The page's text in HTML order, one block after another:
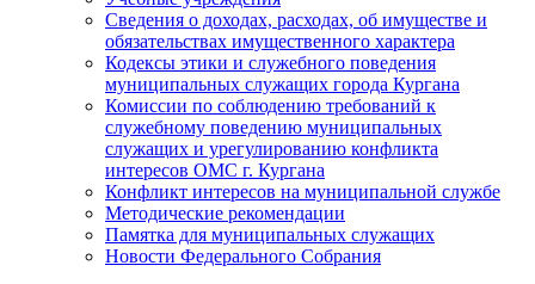
Сведения о доходах, расходах, об имуществе и
обязательствах имущественного характера
Кодексы этики и служебного поведения
муниципальных служащих города Кургана
Комиссии по соблюдению требований к
служебному поведению муниципальных
служащих и урегулированию конфликта
интересов ОМС г. Кургана
Конфликт интересов на муниципальной службе
Методические рекомендации
Памятка для муниципальных служащих
Новости Федерального Cобрания